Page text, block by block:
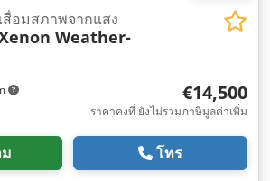
สื่อมสภาพจากแสง
Weather-
€14,500
ราคาคงที่ ยังไม่รวมภาษีมูลค่าเพิ่ม
โทร